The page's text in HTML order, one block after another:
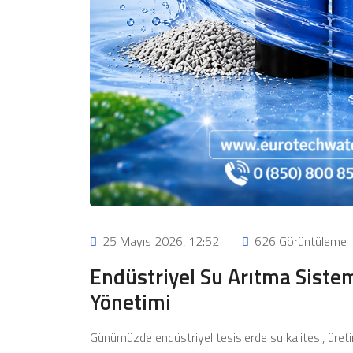
25 Mayıs 2026, 12:52 626 Görüntüleme
Endüstriyel Su Arıtma
Yönetimi
Günümüzde endüstriyel tesislerde su kalitesi,